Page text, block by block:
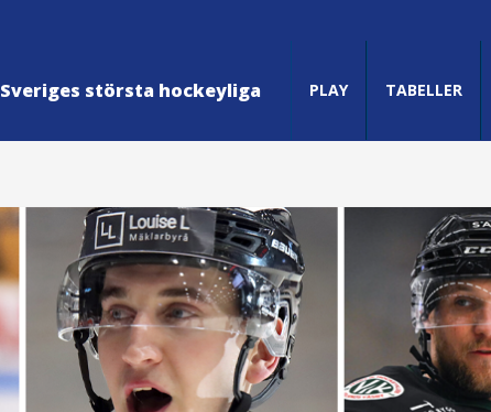
Sveriges största hockeyliga PLAY TABELLER